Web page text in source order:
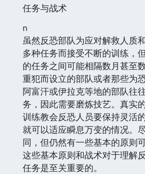
任务与战术
n
虽然反恐部队为应对解救人质
多种任务而接受不断的训练，
的任务之间可能相隔数月甚至
重犯而设立的部队或者那些为
阿富汗或伊拉克等地的部队往
务，因此需要磨炼技艺。真实
训练教会反恐人员要保持灵活
就可以适应瞬息万变的情况。
同，但仍然有一些基本的原则
这些基本原则和战术对于理解
任务是至关重要的。